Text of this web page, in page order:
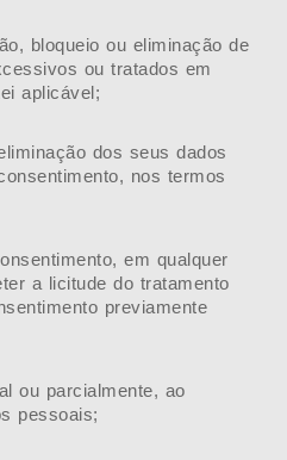
bloqueio ou eliminação de
ou tratados em
aplicável;
dos seus dados
nos termos
em qualquer
a licitude do tratamento
previamente
ou parcialmente, ao
pessoais;